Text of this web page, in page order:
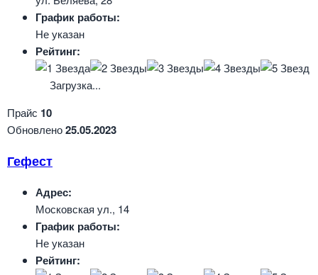
График работы:
Не указан
Рейтинг:
Загрузка...
Прайс 10
Обновлено25.05.2023
Гефест
Адрес:
Московская ул., 14
График работы:
Не указан
Рейтинг: